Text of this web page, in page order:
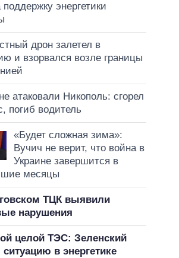
энергетики
дрон залетел в
и взорвался возле границы
атаковали Никополь: сгорел
погиб водитель
«Будет сложная зима»:
Вучич не верит, что война в
Украине завершится в
месяцы
ТЦК выявили
нарушения
целой ТЭС: Зеленский
в энергетике